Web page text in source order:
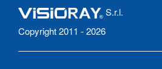
S.r.l.
Copyright 2011 - 2026